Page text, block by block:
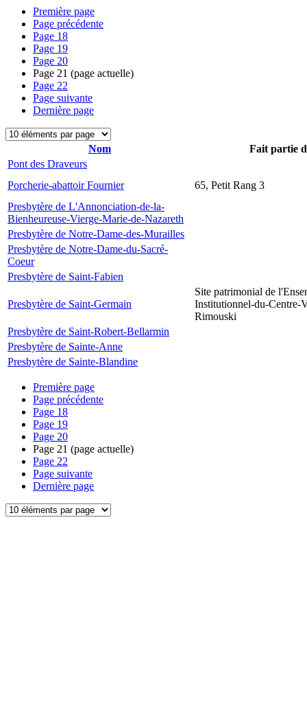
Première page
Page précédente
Page 18
Page 19
Page 20
Page 21 (page actuelle)
Page 22
Page suivante
Dernière page
Nom
Fait partie
Pont des Draveurs
Porcherie-abattoir Fournier
65, Petit Rang 3
Presbytère de L'Annonciation-de-la-
Bienheureuse-Vierge-Marie-de-Nazareth
Presbytère de Notre-Dame-des-Murailles
Presbytère de Notre-Dame-du-Sacré-
Coeur
Presbytère de Saint-Fabien
Presbytère de Saint-Germain
Site patrimonial de
Institutionnel-du-Centre-
Rimouski
Presbytère de Saint-Robert-Bellarmin
Presbytère de Sainte-Anne
Presbytère de Sainte-Blandine
Première page
Page précédente
Page 18
Page 19
Page 20
Page 21 (page actuelle)
Page 22
Page suivante
Dernière page